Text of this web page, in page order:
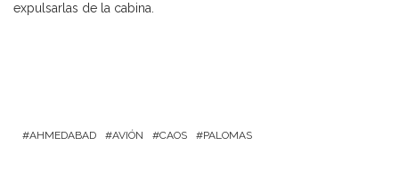
expulsarlas de la cabina.
AHMEDABAD AVIÓN CAOS PALOMAS